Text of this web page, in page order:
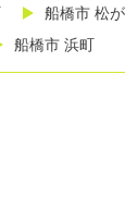
船橋市 松
船橋市 浜町